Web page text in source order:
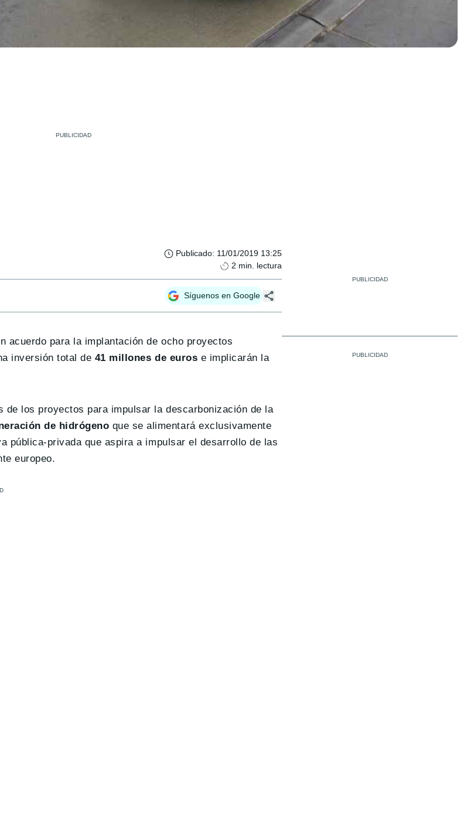
Publicado: 11/01/2019 13:25
2 min. lectura
Síguenos en Google
acuerdo para la implantación de ocho proyectos
inversión total de 41 millones de euros e implicarán la
los proyectos para impulsar la descarbonización de la
de hidrógeno que se alimentará exclusivamente
pública-privada que aspira a impulsar el desarrollo de las
europeo.